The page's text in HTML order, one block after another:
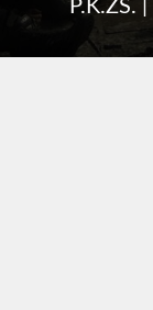
P.K.ZS.